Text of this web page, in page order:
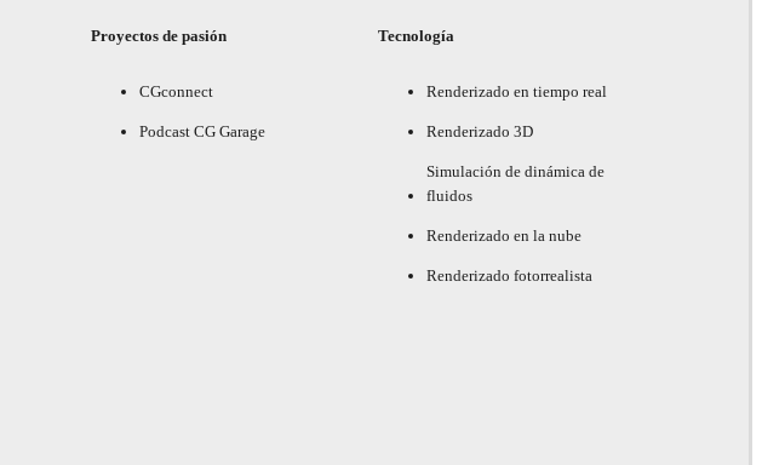
Proyectos de pasión
CGconnect
Podcast CG Garage
Tecnología
Renderizado en tiempo real
Renderizado 3D
Simulación de dinámica de
fluidos
Renderizado en la nube
Renderizado fotorrealista